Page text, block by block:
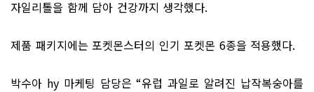
자일리톨을 함께 담아 건강까지 생각했다.
제품 패키지에는 포켓몬스터의 인기 포켓몬 6종을 적용했다.
박수아 hy 마케팅 담당은“유럽 과일로 알려진 납작복숭아를